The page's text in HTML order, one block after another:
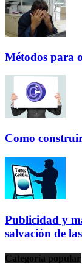
Métodos para
Como
Publicidad y
salvación de
Categoría popular